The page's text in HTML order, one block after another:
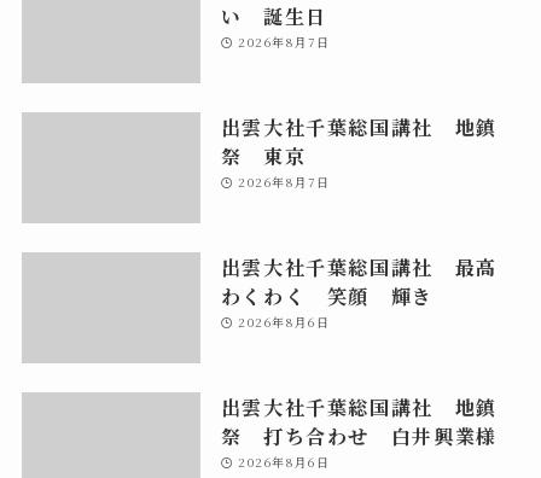
い 誕生日
2026年8月7日
出雲大社千葉総国講社 地鎮
祭 東京
2026年8月7日
出雲大社千葉総国講社 最高
わくわく 笑顔 輝き
2026年8月6日
出雲大社千葉総国講社 地鎮
祭 打ち合わせ 白井興業様
2026年8月6日